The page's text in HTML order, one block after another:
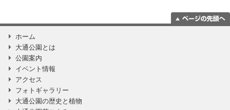
ホーム
大通公園とは
公園案内
イベント情報
アクセス
フォトギャラリー
大通公園の歴史と植物